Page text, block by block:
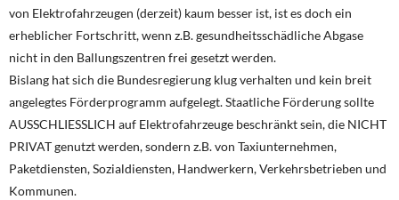
von Elektrofahrzeugen (derzeit) kaum besser ist, ist es doch ein
erheblicher Fortschritt, wenn z.B. gesundheitsschädliche Abgase
nicht in den Ballungszentren frei gesetzt werden.
Bislang hat sich die Bundesregierung klug verhalten und kein breit
angelegtes Förderprogramm aufgelegt. Staatliche Förderung sollte
AUSSCHLIESSLICH auf Elektrofahrzeuge beschränkt sein, die NICHT
PRIVAT genutzt werden, sondern z.B. von Taxiunternehmen,
Paketdiensten, Sozialdiensten, Handwerkern, Verkehrsbetrieben und
Kommunen.